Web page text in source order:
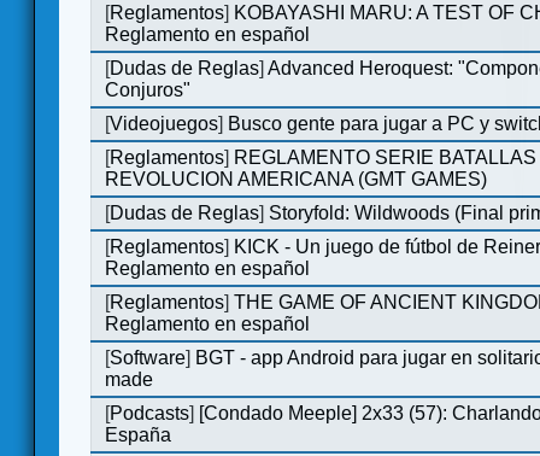
[Reglamentos] KOBAYASHI MARU: A TEST OF
Reglamento en español
[Dudas de Reglas]Advanced Heroquest:
Conjuros"
[Videojuegos] Busco gente para jugar a PC y
[Reglamentos] REGLAMENTO SERIE
REVOLUCION AMERICANA (GMT GAMES)
[Dudas de Reglas] Storyfold: Wildwoods (Final
[Reglamentos] KICK - Un juego de fútbol de
Reglamento en español
[Reglamentos]THE GAME OF ANCIENT
Reglamento en español
[Software] BGT - app Android para jugar en
made
[Podcasts] [Condado Meeple] 2x33 (57):
España